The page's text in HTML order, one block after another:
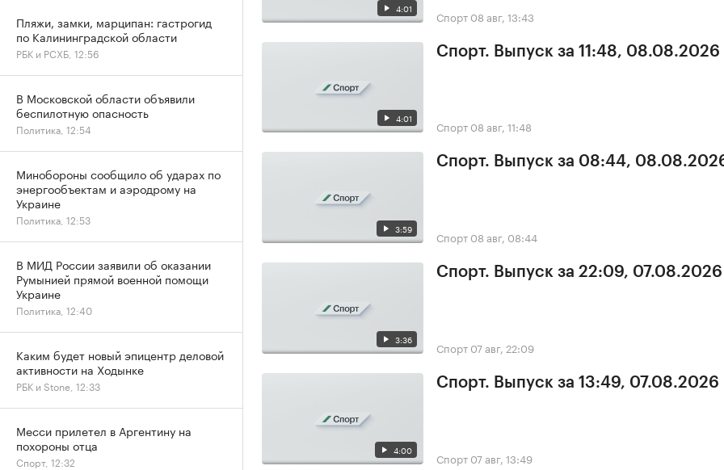
4:01 Спорт 08 авг, 13:43
4:01
Спорт. Выпуск за 11:48, 08.08.2026
Спорт 08 авг, 11:48
3:59
Спорт. Выпуск за 08:44,
Спорт 08 авг, 08:44
3:36
Спорт. Выпуск за 22:09, 07.08.2026
Спорт 07 авг, 22:09
4:00
Спорт. Выпуск за 13:49, 07.08.2026
Спорт 07 авг, 13:49
Пляжи, замки, марципан: гастрогид
по Калининградской области
РБК и РСХБ, 12:56
В Московской области объявили
беспилотную опасность
Политика, 12:54
Минобороны сообщило об ударах по
энергообъектам и аэродрому на
Украине
Политика, 12:53
В МИД России заявили об оказании
Румынией прямой военной помощи
Украине
Политика, 12:40
Каким будет новый эпицентр деловой
активности на Ходынке
РБК и Stone, 12:33
Месси прилетел в Аргентину на
похороны отца
Спорт, 12:32